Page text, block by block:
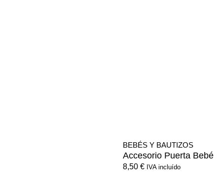
BEBÉS Y BAUTIZOS
Accesorio Puerta Bebé
8,50 € IVA incluído